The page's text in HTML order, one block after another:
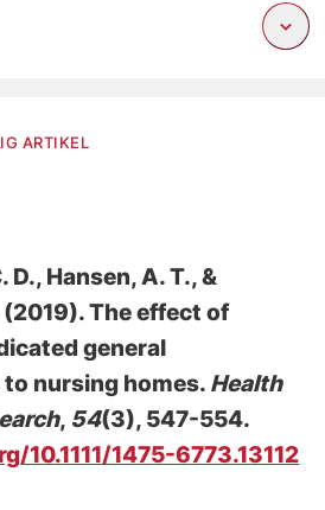
ARTIKEL
D., Hansen, A. T., &
(2019).The effect of
general
nursing homes. Health
, 54(3), 547-554.
10.1111/1475-6773.13112